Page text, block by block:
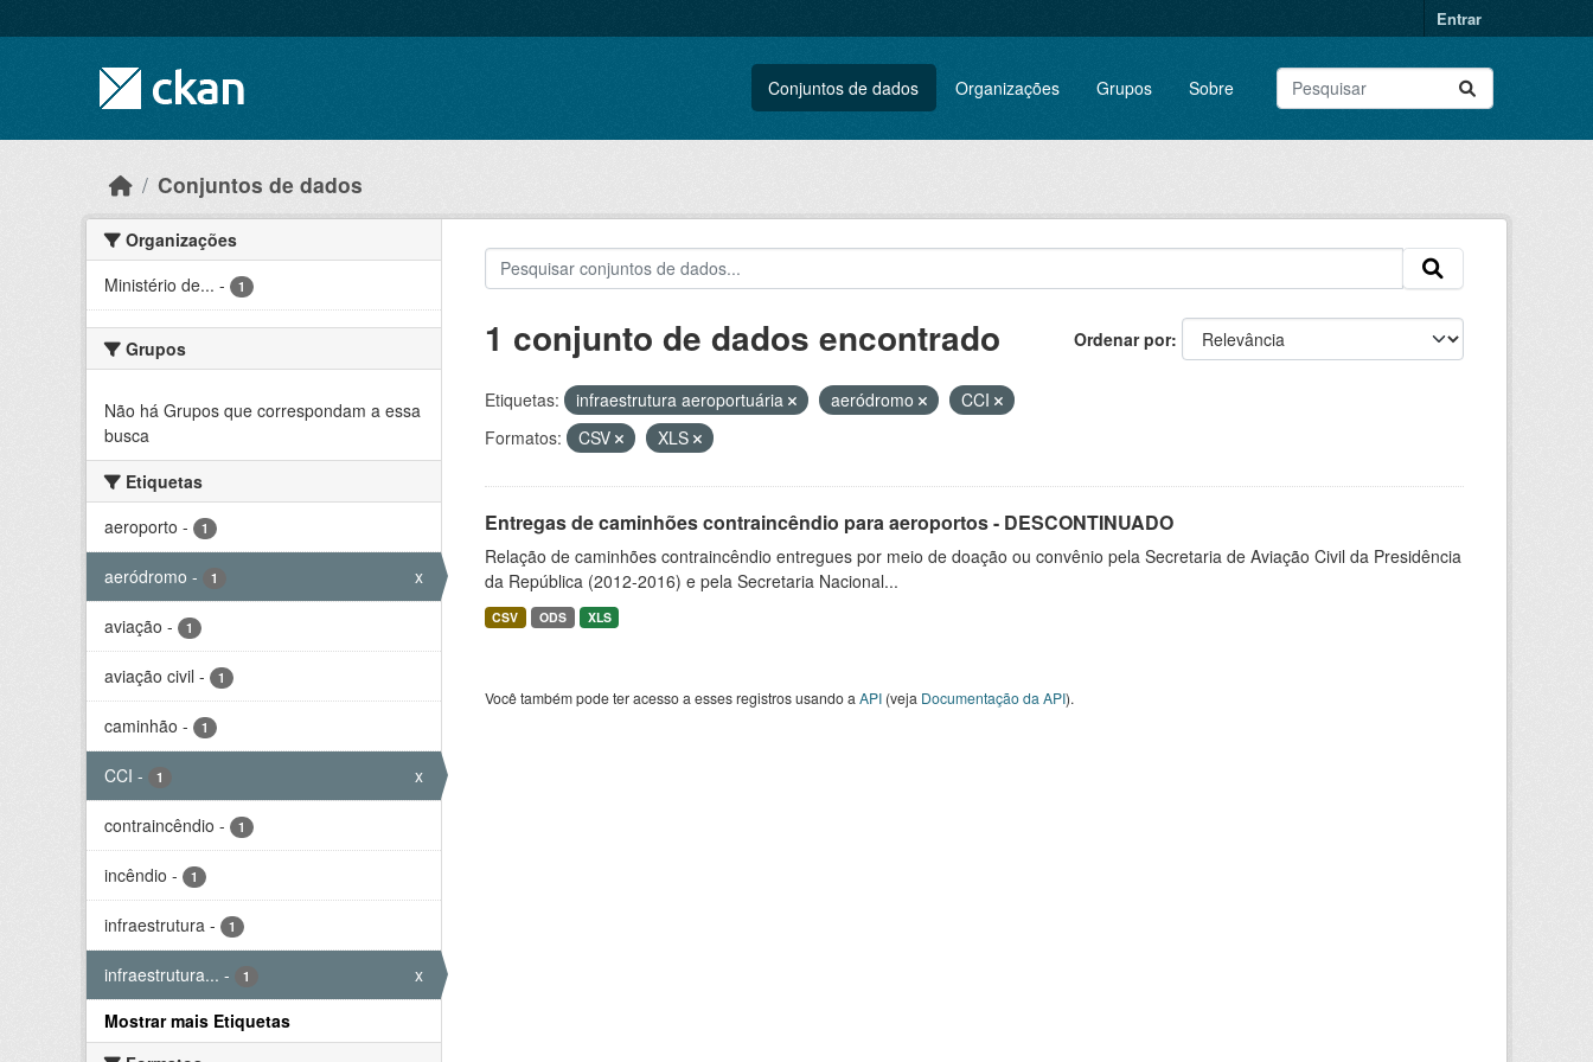
Entrar
Conjuntos de dados Organizações Grupos Sobre
Conjuntos de dados
Organizações
Ministério de... - 1
Grupos
Não há Grupos que correspondam a essa
busca
Etiquetas
aeroporto - 1
aeródromo - 1 x
aviação - 1
aviação civil - 1
caminhão - 1
CCI - 1 x
contraincêndio - 1
incêndio - 1
infraestrutura - 1
infraestrutura... - 1
x
Mostrar mais Etiquetas
Ordenar por
1 conjunto de dados encontrado
Etiquetas: infraestrutura aeroportuária aeródromo
CCI
Formatos:
CSV XLS
Entregas de caminhões contraincêndio para aeroportos - DESCONTINUADO
Relação de caminhões contraincêndio entregues por meio de doação ou convênio pela Secretaria de Aviação Civil da Presidência
da República (2012-2016) e pela Secretaria Nacional...
CSV ODS XLS
Você também pode ter acesso a esses registros usando a API(veja Documentação da API).